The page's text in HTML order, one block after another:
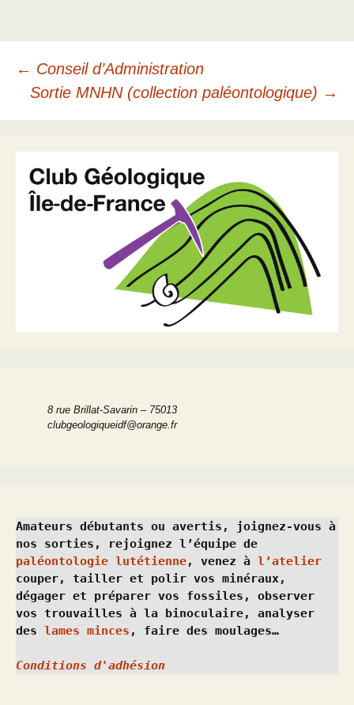
Navigation
des
articles
← Conseil d’Administration
Sortie MNHN (collection paléontologique) →
8 rue Brillat-Savarin – 75013
clubgeologiqueidf@orange.fr
Amateurs débutants ou avertis, joignez-vous à
paléontologie lutétienne, venez à l’atelier
couper, tailler et polir vos minéraux,
dégager et préparer vos fossiles, observer
vos trouvailles à la binoculaire, analyser
des lames minces , faire des moulages…
Conditions d'adhésion